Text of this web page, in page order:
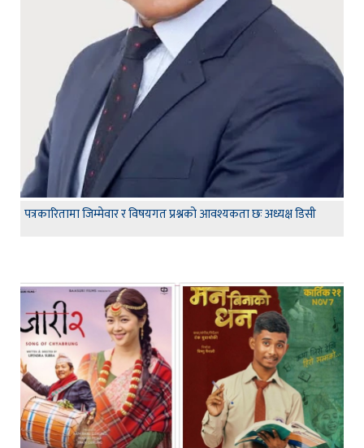
पत्रकारितामा जिम्मेवार र विषयगत प्रश्नको आवश्यकता छः अध्यक्ष डिसी